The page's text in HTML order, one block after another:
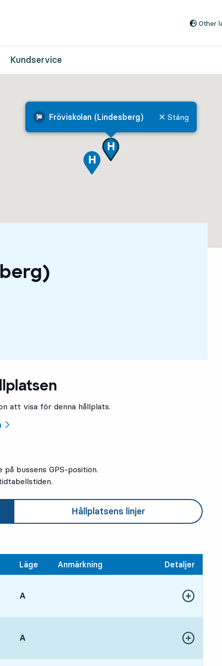
Other
Kundservice
Fröviskolan (Lindesberg) Stäng
att visa för denna hållplats.
bussens GPS-position.
Hållplatsens linjer
Läge Anmärkning Detaljer
LÄGE,
A Visa fler
LÄGE,
A Visa fler